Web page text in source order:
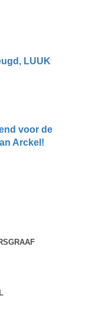
LUUK
voor de
Arckel!